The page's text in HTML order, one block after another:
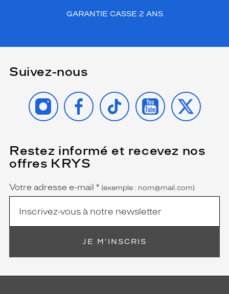
GARANTIE CASSE 2 ANS
Suivez-nous
INSTAGRAMFACEBOOK
TIKTOK YOUTUBE
X
Restez informé et recevez nos
offres KRYS
Name
Votre adresse e-mail *
(Ce
champ
est
obligatoire)
(exemple : nom@mail.com)
JE M'INSCRIS